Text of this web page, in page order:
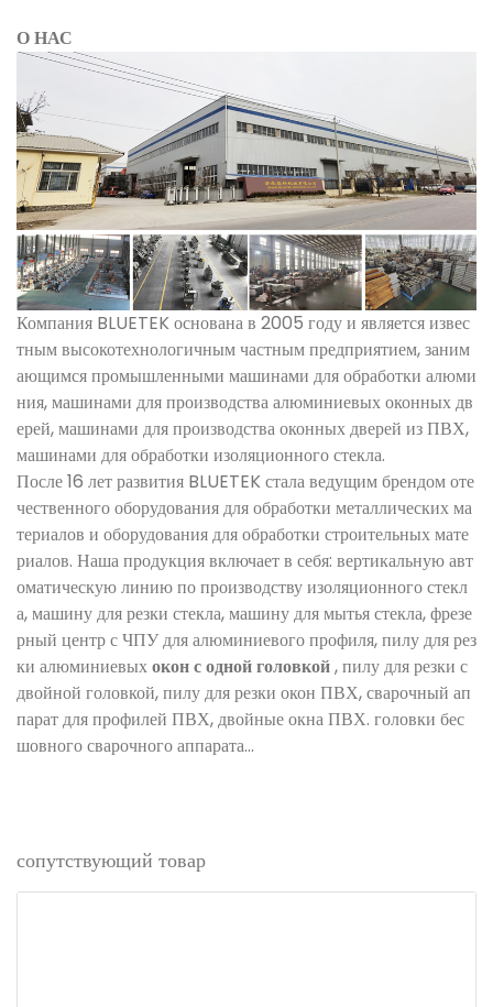
О НАС
Компания BLUETEK основана в 2005 году и является извес
тным высокотехнологичным частным предприятием, заним
ающимся промышленными машинами для обработки алюми
ния, машинами для производства алюминиевых оконных дв
ерей, машинами для производства оконных дверей из ПВХ,
машинами для обработки изоляционного стекла.
После 16 лет развития BLUETEK стала ведущим брендом оте
чественного оборудования для обработки металлических ма
териалов и оборудования для обработки строительных мате
риалов. Наша продукция включает в себя: вертикальную авт
оматическую линию по производству изоляционного стекл
а, машину для резки стекла, машину для мытья стекла, фрезе
рный центр с ЧПУ для алюминиевого профиля, пилу для рез
ки алюминиевыхокон с одной головкой, пилу для резки с
двойной головкой, пилу для резки окон ПВХ, сварочный ап
парат для профилей ПВХ, двойные окна ПВХ. головки бес
шовного сварочного аппарата...
сопутствующий товар